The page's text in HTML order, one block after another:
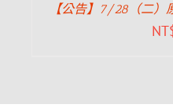
【公告】7/28（二）